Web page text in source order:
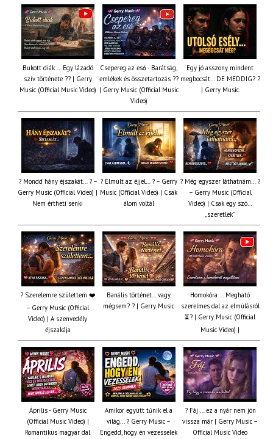
Bukott diák ... Egy lázadó
szív története ?? | Gerry
Music (Official Music Video)
Csepereg az eső - Barátság,
emlékek és összetartozás ?️?
| Gerry Music (Official Music
Video)
Egy jó asszony mindent
megbocsát… DE MEDDIG? ?
| Gerry Music
? Mondd hány éjszakát… ? –
Gerry Music (Official Video) |
Nem értheti senki
? Elmúlt az éjjel… ? – Gerry
Music (Official Video) | Csak
álom voltál
? Még egyszer láthatnám… ?
– Gerry Music (Official
Video) | Csak egy szó…
„szeretlek”
? Szerelemre születtem ❤️
– Gerry Music (Official
Video) | A szenvedély
éjszakája
Banális történet… vagy
mégsem? ? | Gerry Music
Homokóra ... Megható
szerelmes dal az elmúlásról
⏳? | Gerry Music (Official
Music Video) |
Április - Gerry Music
(Official Music Video) |
Romantikus magyar dal
Amikor együtt tűnik el a
világ... ? Gerry Music –
Engedd, hogy én vezesselek
? Fáj … ez a nyár nem jön
vissza már | Gerry Music –
Official Music Video